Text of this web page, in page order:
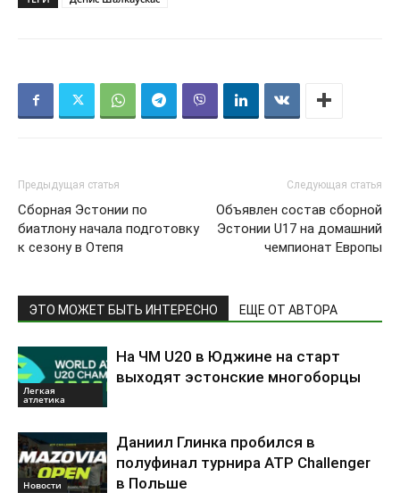
Предыдущая статья
Сборная Эстонии по
биатлону начала подготовку
к сезону в Отепя
Следующая статья
Объявлен состав сборной
Эстонии U17 на домашний
чемпионат Европы
ЭТО МОЖЕТ БЫТЬ ИНТЕРЕСНО ЕЩЕ ОТ АВТОРА
Легкая
атлетика
На ЧМ U20 в Юджине на старт
выходят эстонские многоборцы
Новости
Даниил Глинка пробился в
полуфинал турнира ATP Challenger
в Польше